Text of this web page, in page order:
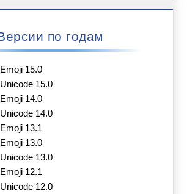
по годам
Emoji 15.0
Unicode 15.0
Emoji 14.0
Unicode 14.0
Emoji 13.1
Emoji 13.0
Unicode 13.0
Emoji 12.1
Unicode 12.0